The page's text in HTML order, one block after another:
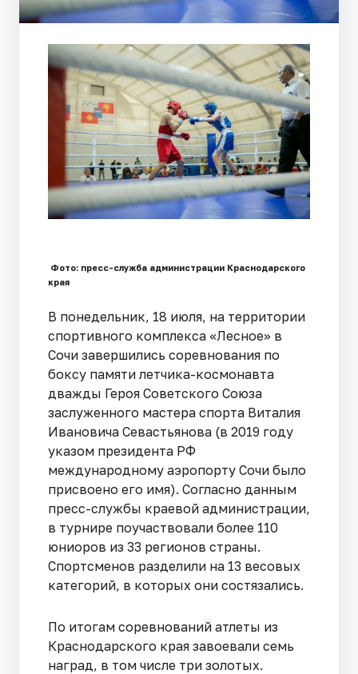
Фото: пресс-служба администрации Краснодарского
края
В понедельник, 18 июля, на территории
спортивного комплекса «Лесное» в
Сочи завершились соревнования по
боксу памяти летчика-космонавта
дважды Героя Советского Союза
заслуженного мастера спорта Виталия
Ивановича Севастьянова (в 2019 году
указом президента РФ
международному аэропорту Сочи было
присвоено его имя). Согласно данным
пресс-службы краевой администрации,
в турнире поучаствовали более 110
юниоров из 33 регионов страны.
Спортсменов разделили на 13 весовых
категорий, в которых они состязались.
По итогам соревнований атлеты из
Краснодарского края завоевали семь
наград, в том числе три золотых.